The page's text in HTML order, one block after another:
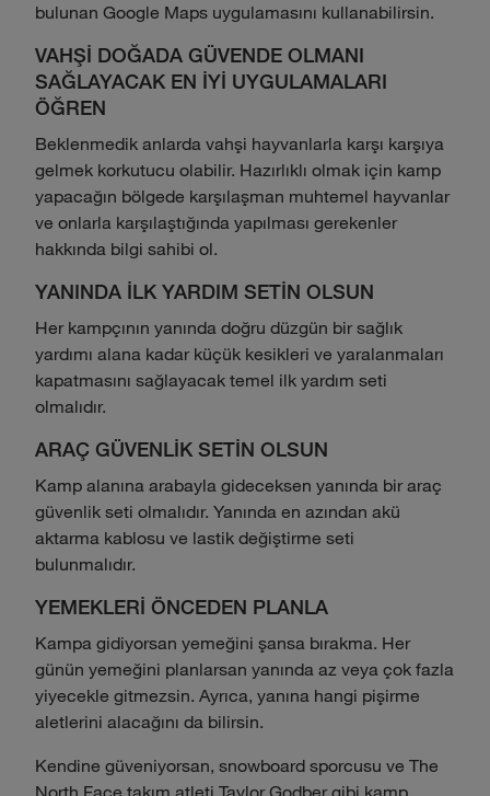
bulunan Google Maps uygulamasını kullanabilirsin.
VAHŞİ DOĞADA GÜVENDE OLMANI
SAĞLAYACAK EN İYİ UYGULAMALARI
ÖĞREN
Beklenmedik anlarda vahşi hayvanlarla karşı karşıya
gelmek korkutucu olabilir. Hazırlıklı olmak için kamp
yapacağın bölgede karşılaşman muhtemel hayvanlar
ve onlarla karşılaştığında yapılması gerekenler
hakkında bilgi sahibi ol.
YANINDA İLK YARDIM SETİN OLSUN
Her kampçının yanında doğru düzgün bir sağlık
yardımı alana kadar küçük kesikleri ve yaralanmaları
kapatmasını sağlayacak temel ilk yardım seti
olmalıdır.
ARAÇ GÜVENLİK SETİN OLSUN
Kamp alanına arabayla gideceksen yanında bir araç
güvenlik seti olmalıdır. Yanında en azından akü
aktarma kablosu ve lastik değiştirme seti
bulunmalıdır.
YEMEKLERİ ÖNCEDEN PLANLA
Kampa gidiyorsan yemeğini şansa bırakma. Her
günün yemeğini planlarsan yanında az veya çok fazla
yiyecekle gitmezsin. Ayrıca, yanına hangi pişirme
aletlerini alacağını da bilirsin.
Kendine güveniyorsan, snowboard sporcusu ve The
North Face takım atleti Taylor Godber gibi kamp